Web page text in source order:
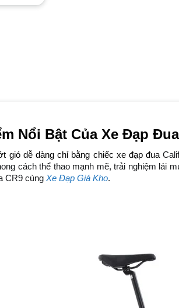
Nổi Bật Của Xe Đạp
gió dễ dàng chỉ bằng chiếc xe đạp đua
cách thể thao mạnh mẽ, trải nghiệm lái
CR9 cùng Xe Đạp Giá Kho.